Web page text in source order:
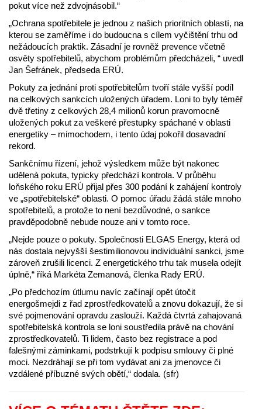
pokut více než zdvojnásobil.“
„Ochrana spotřebitele je jednou z našich prioritních oblastí, na
kterou se zaměříme i do budoucna s cílem vyčištění trhu od
nežádoucích praktik. Zásadní je rovněž prevence včetně
osvěty spotřebitelů, abychom problémům předcházeli, “ uvedl
Jan Šefránek, předseda ERÚ.
Pokuty za jednání proti spotřebitelům tvoří stále vyšší podíl
na celkových sankcích uložených úřadem. Loni to byly téměř
dvě třetiny z celkových 28,4 milionů korun pravomocně
uložených pokut za veškeré přestupky spáchané v oblasti
energetiky – mimochodem, i tento údaj pokořil dosavadní
rekord.
Sankčnímu řízení, jehož výsledkem může být nakonec
udělená pokuta, typicky předchází kontrola. V průběhu
loňského roku ERÚ přijal přes 300 podání k zahájení kontroly
ve „spotřebitelské“ oblasti. O pomoc úřadu žádá stále mnoho
spotřebitelů, a protože to není bezdůvodné, o sankce
pravděpodobně nebude nouze ani v tomto roce.
„Nejde pouze o pokuty. Společnosti ELGAS Energy, která od
nás dostala nejvyšší šestimilionovou individuální sankci, jsme
zároveň zrušili licenci. Z energetického trhu tak musela odejít
úplně,“ říká Markéta Zemanová, členka Rady ERÚ.
„Po předchozím útlumu navíc začínají opět útočit
energošmejdi z řad zprostředkovatelů a znovu dokazují, že si
své pojmenování opravdu zaslouží. Každá čtvrtá zahajovaná
spotřebitelská kontrola se loni soustředila právě na chování
zprostředkovatelů. Ti lidem, často bez registrace a pod
falešnými záminkami, podstrkují k podpisu smlouvy či plné
moci. Nezdráhají se při tom vydávat ani za jmenovce či
vzdálené příbuzné svých obětí,“ dodala. (sfr)